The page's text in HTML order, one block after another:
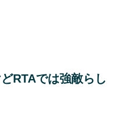
RTAでは強敵らし